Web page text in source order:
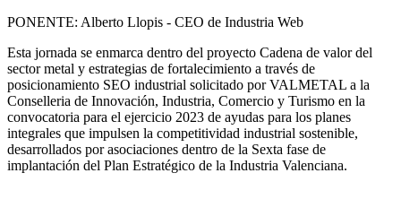
PONENTE: Alberto Llopis - CEO de Industria Web
Esta jornada se enmarca dentro del proyecto Cadena de valor del
sector metal y estrategias de fortalecimiento a través de
posicionamiento SEO industrial solicitado por VALMETAL a la
Conselleria de Innovación, Industria, Comercio y Turismo en la
convocatoria para el ejercicio 2023 de ayudas para los planes
integrales que impulsen la competitividad industrial sostenible,
desarrollados por asociaciones dentro de la Sexta fase de
implantación del Plan Estratégico de la Industria Valenciana.